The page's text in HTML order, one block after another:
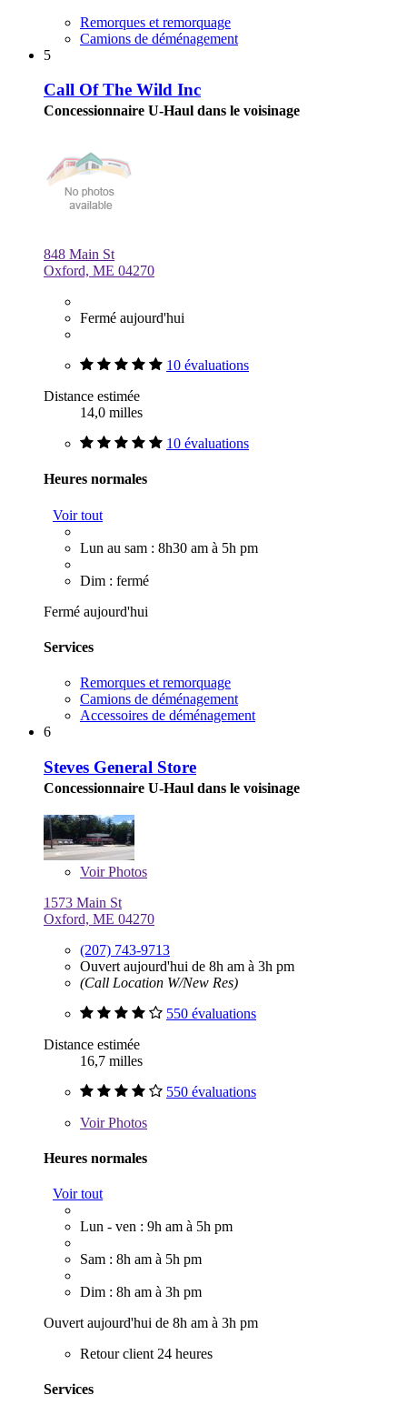
Remorques et remorquage
Camions de déménagement
5
Call Of The Wild Inc
Concessionnaire U-Haul dans le voisinage
848 Main St
Oxford, ME 04270
Fermé aujourd'hui
10 évaluations
Distance estimée
14,0 milles
10 évaluations
Heures normales
Voir tout
Lun au sam : 8h30 am à 5h pm
Dim : fermé
Fermé aujourd'hui
Services
Remorques et remorquage
Camions de déménagement
Accessoires de déménagement
6
Steves General Store
Concessionnaire U-Haul dans le voisinage
VoirPhotos
1573 Main St
Oxford, ME 04270
(207) 743-9713
Ouvert aujourd'hui de 8h am à 3h pm
(Call Location W/New Res)
550 évaluations
Distance estimée
16,7 milles
550 évaluations
VoirPhotos
Heures normales
Voir tout
Lun - ven : 9h am à 5h pm
Sam : 8h am à 5h pm
Dim : 8h am à 3h pm
Ouvert aujourd'hui de 8h am à 3h pm
Retour client 24 heures
Services